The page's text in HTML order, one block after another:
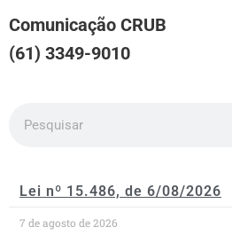
Comunicação CRUB
(61) 3349-9010
Lei nº 15.486, de 6/08/2026
7 de agosto de 2026